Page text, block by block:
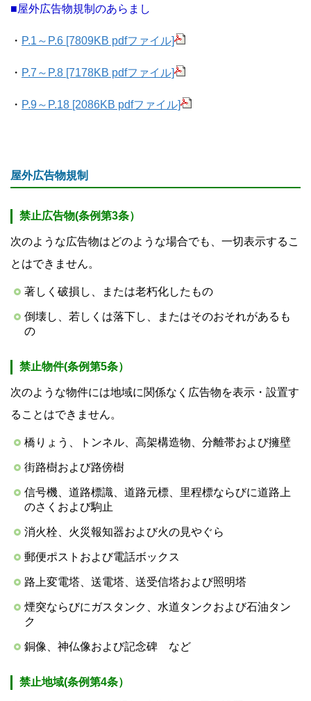
■屋外広告物規制のあらまし
・ P.1～P.6 [7809KB pdfファイル]
・ P.7～P.8 [7178KB pdfファイル]
・ P.9～P.18 [2086KB pdfファイル]
屋外広告物規制
禁止広告物(条例第3条）
次のような広告物はどのような場合でも、一切表示するこ
とはできません。
著しく破損し、または老朽化したもの
倒壊し、若しくは落下し、またはそのおそれがあるも
の
禁止物件(条例第5条）
次のような物件には地域に関係なく広告物を表示・設置す
ることはできません。
橋りょう、トンネル、高架構造物、分離帯および擁壁
街路樹および路傍樹
信号機、道路標識、道路元標、里程標ならびに道路上
のさくおよび駒止
消火栓、火災報知器および火の見やぐら
郵便ポストおよび電話ボックス
路上変電塔、送電塔、送受信塔および照明塔
煙突ならびにガスタンク、水道タンクおよび石油タン
ク
銅像、神仏像および記念碑 など
禁止地域(条例第4条）